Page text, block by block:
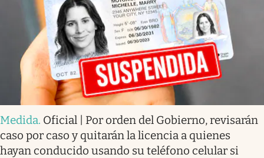
Medida. Oficial | Por orden del Gobierno, revisarán
caso por caso y quitarán la licencia a quienes
hayan conducido usando su teléfono celular si